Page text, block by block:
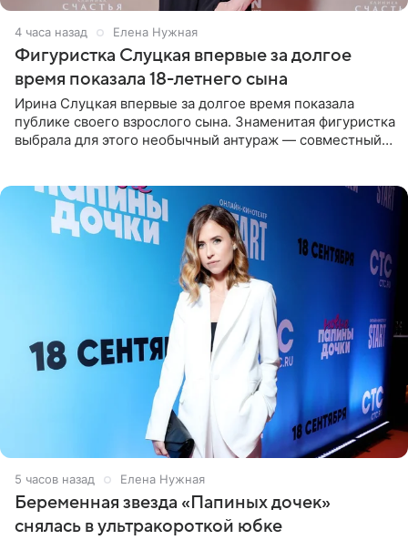
4 часа назад Елена Нужная
Фигуристка Слуцкая впервые за долгое
время показала 18-летнего сына
Ирина Слуцкая впервые за долгое время показала
публике своего взрослого сына. Знаменитая фигуристка
выбрала для этого необычный антураж — совместный
5 часов назад Елена Нужная
Беременная звезда «Папиных дочек»
снялась в ультракороткой юбке